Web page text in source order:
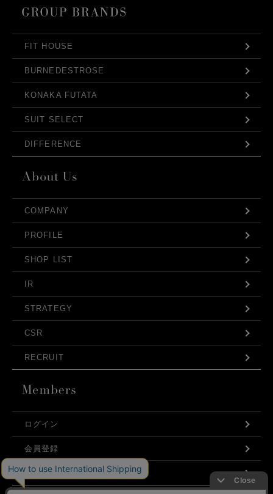
FIT HOUSE
BURNEDESTROSE
KONAKA FUTATA
SUIT SELECT
DIFFERENCE
COMPANY
PROFILE
SHOP LIST
IR
STRATEGY
CSR
RECRUIT
ログイン
会員登録
利用規約